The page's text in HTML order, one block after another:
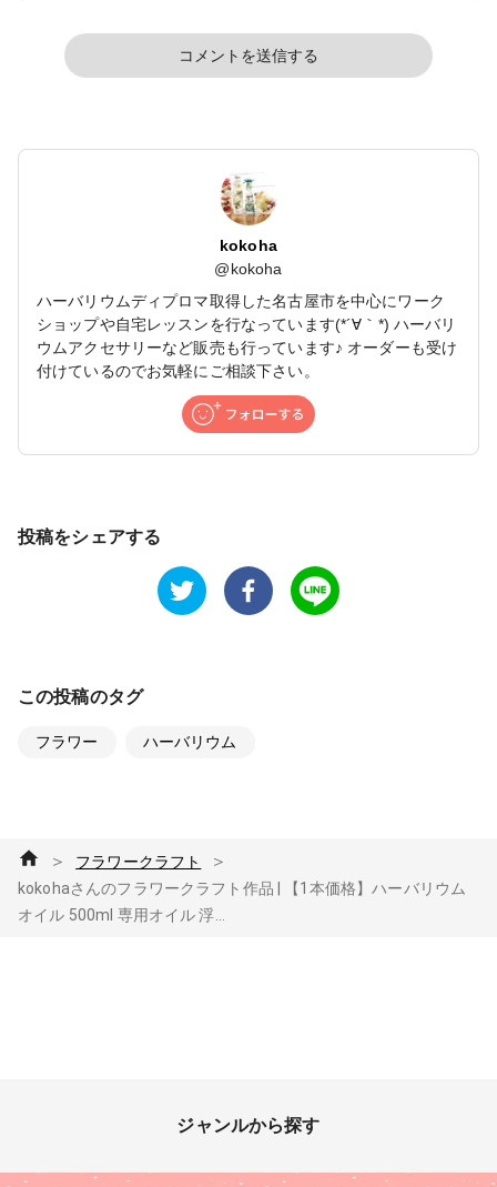
コメントを送信する
kokoha
@kokoha
ハーバリウムディプロマ取得した名古屋市を中心にワーク
ショップや自宅レッスンを行なっています(*´∀｀*) ハーバリ
ウムアクセサリーなど販売も行っています♪ オーダーも受け
付けているのでお気軽にご相談下さい。
投稿をシェアする
この投稿のタグ
フラワー ハーバリウム
＞ フラワークラフト ＞
kokohaさんのフラワークラフト作品 | 【1本価格】ハーバリウム
オイル 500ml 専用オイル 浮...
ジャンルから探す